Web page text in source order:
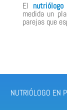
El
medida un
parejas que
NUTRIÓLOGO EN